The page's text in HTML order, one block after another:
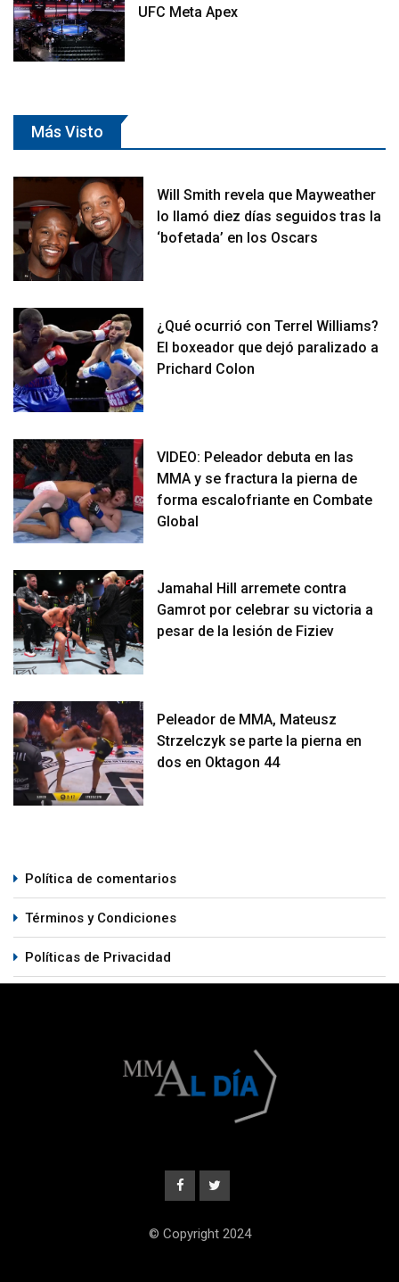
UFC Meta Apex
Más Visto
Will Smith revela que Mayweather
lo llamó diez días seguidos tras la
‘bofetada’ en los Oscars
¿Qué ocurrió con Terrel Williams?
El boxeador que dejó paralizado a
Prichard Colon
VIDEO: Peleador debuta en las
MMA y se fractura la pierna de
forma escalofriante en Combate
Global
Jamahal Hill arremete contra
Gamrot por celebrar su victoria a
pesar de la lesión de Fiziev
Peleador de MMA, Mateusz
Strzelczyk se parte la pierna en
dos en Oktagon 44
Política de comentarios
Términos y Condiciones
Políticas de Privacidad
© Copyright 2024